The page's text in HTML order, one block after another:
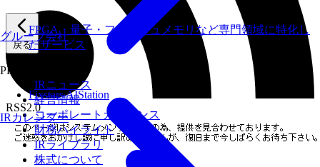
戻る
IR
IRニュース
経営情報
コーポレートガバナンス
財務ハイライト
IRライブラリ
株式について
グループ会社
FPGA・量子・フラッシュメモリなど専門領域に特化し
たサービス
PRODUCTS
Fixstars AIStation
IRカレンダー
RSS2.0